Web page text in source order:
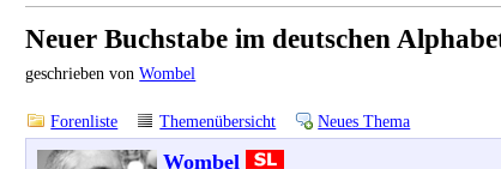
Neuer Buchstabe im deutschen
geschrieben vonWombel
Forenliste Themenübersicht Neues Thema
Wombel